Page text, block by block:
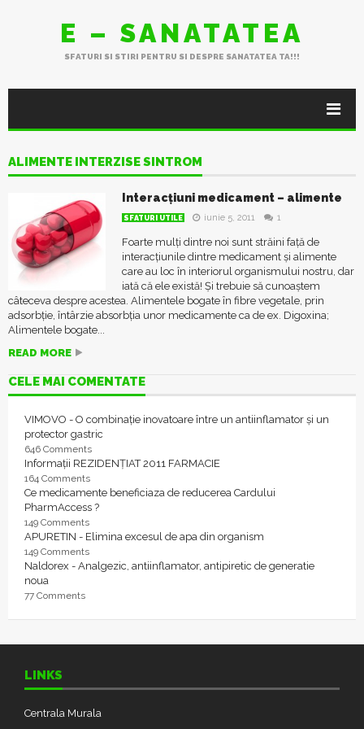
E – SANATATEA
SFATURI SI STIRI PENTRU SI DESPRE SANATATEA TA!!!
ALIMENTE INTERZISE SINTROM
Interacțiuni medicament – alimente
SFATURI UTILE iunie 5, 2011 1
Foarte mulți dintre noi sunt străini față de
interacțiunile dintre medicament și alimente
care au loc în interiorul organismului nostru, dar
iată că ele există! Și trebuie să cunoaștem
câteceva despre acestea. Alimentele bogate în fibre vegetale, prin
adsorbție, întârzie absorbția unor medicamente ca de ex. Digoxina;
Alimentele bogate...
READ MORE
CELE MAI COMENTATE
VIMOVO - O combinație inovatoare între un antiinflamator și un
protector gastric
646 Comments
Informații REZIDENȚIAT 2011 FARMACIE
164 Comments
Ce medicamente beneficiaza de reducerea Cardului
PharmAccess ?
149 Comments
APURETIN - Elimina excesul de apa din organism
149 Comments
Naldorex - Analgezic, antiinflamator, antipiretic de generatie
noua
77 Comments
LINKS
Centrala Murala